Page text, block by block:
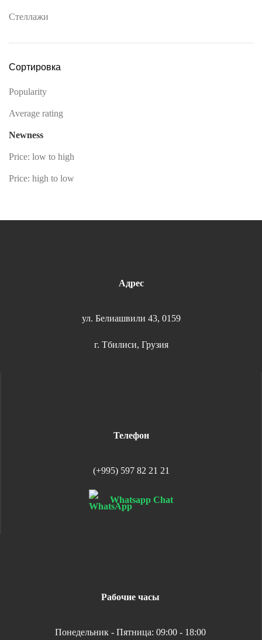
Стеллажи
Сортировка
Popularity
Average rating
Newness
Price: low to high
Price: high to low
Адрес
ул. Белиашвили 43, 0159
г. Тбилиси, Грузия
Телефон
(+995) 597 82 21 21
Whatsapp Chat
Рабочие часы
Понедельник - Пятница: 09:00 - 18:00